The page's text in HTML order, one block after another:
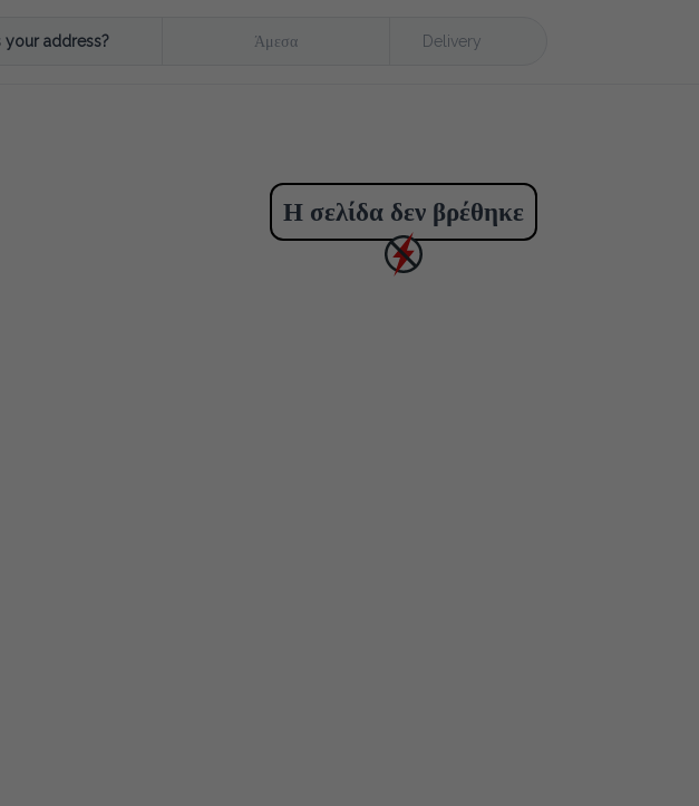
your address? Άμεσα Delivery
Η σελίδα δεν βρέθηκε